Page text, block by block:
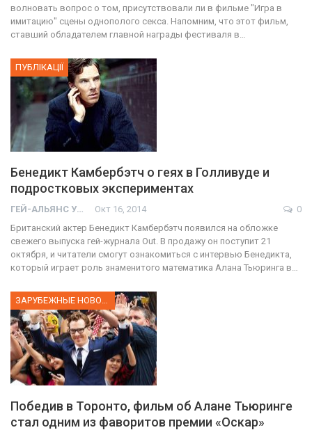
волновать вопрос о том, присутствовали ли в фильме "Игра в
имитацию" сцены однополого секса. Напомним, что этот фильм,
ставший обладателем главной награды фестиваля в…
ПУБЛІКАЦІЇ
Бенедикт Камбербэтч о геях в Голливуде и
подростковых экспериментах
ГЕЙ-АЛЬЯНС УКРАИНА Окт 16, 2014
0
Британский актер Бенедикт Камбербэтч появился на обложке
свежего выпуска гей-журнала Out. В продажу он поступит 21
октября, и читатели смогут ознакомиться с интервью Бенедикта,
который играет роль знаменитого математика Алана Тьюринга в…
ЗАРУБЕЖНЫЕ НОВОСТИ
Победив в Торонто, фильм об Алане Тьюринге
стал одним из фаворитов премии «Оскар»